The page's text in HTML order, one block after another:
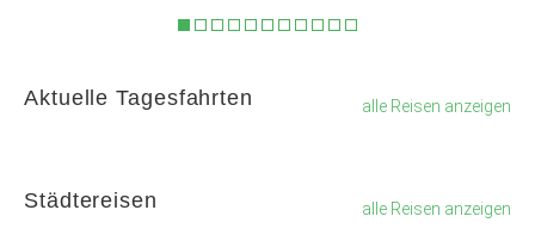
Aktuelle Tagesfahrten alle Reisen anzeigen
Städtereisen alle Reisen anzeigen